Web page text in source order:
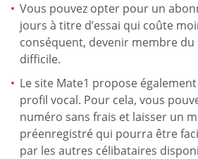
Vous pouvez opter pour un
jours à titre d’essai qui coûte
conséquent, devenir membre du
difficile.
Le site Mate1 propose
profil vocal. Pour cela, vous
numéro sans frais et laisser un
préenregistré qui pourra être
par les autres célibataires